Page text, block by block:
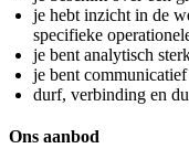
je hebt inzicht in de
specifieke
je bent analytisch
je bent
durf, verbinding en
Ons aanbod